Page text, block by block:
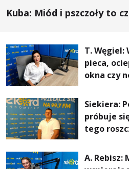
Kuba: Miód i pszczoły to
T. Węgiel:
pieca,
okna czy
rachunki
komfort
powietrze
Siekiera:
próbuje
tego
A. Rebisz: